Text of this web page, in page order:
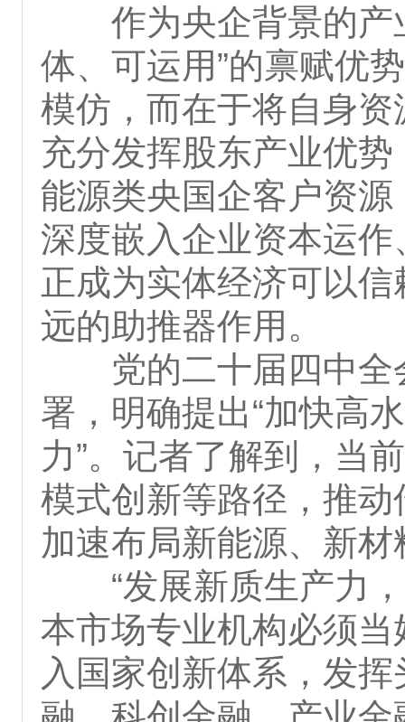
作为央企背景的产
体、可运用”的禀赋优
模仿，而在于将自身
充分发挥股东产业优
能源类央国企客户资
深度嵌入企业资本运
正成为实体经济可以
远的助推器作用。
党的二十届四中全
署，明确提出“加快高
力”。记者了解到，当
模式创新等路径，推
加速布局新能源、新
“发展新质生产力
本市场专业机构必须
入国家创新体系，发